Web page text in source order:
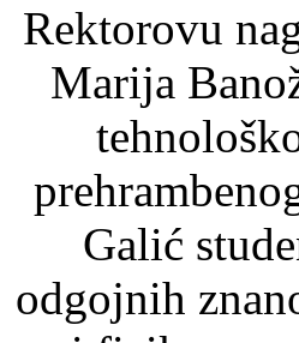
Rektorovu
Marija
Galić
odgojnih